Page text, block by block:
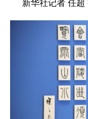
浙江 安
河
广
贵
甘
内蒙